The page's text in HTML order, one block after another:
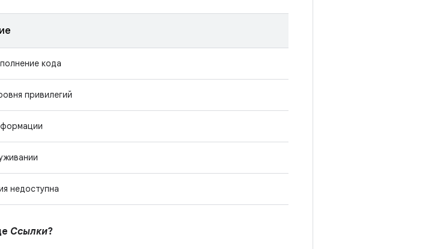
кода
привилегий
недоступна
Ссылки?